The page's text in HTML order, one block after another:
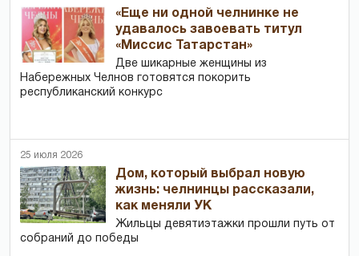
«Еще ни одной челнинке не
удавалось завоевать титул
«Миссис Татарстан»
Две шикарные женщины из
Набережных Челнов готовятся покорить
республиканский конкурс
25 июля 2026
Дом, который выбрал новую
жизнь: челнинцы рассказали,
как меняли УК
Жильцы девятиэтажки прошли путь от
собраний до победы